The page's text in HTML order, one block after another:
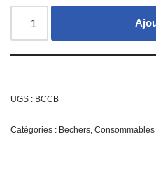
UGS : BCCB
Catégories : Bechers, Consommables